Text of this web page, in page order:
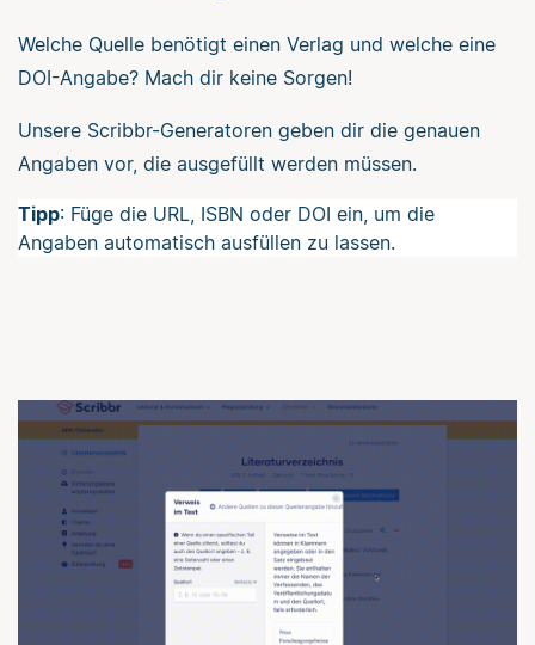
Welche Quelle benötigt einen Verlag und welche eine
DOI-Angabe? Mach dir keine Sorgen!
Unsere Scribbr-Generatoren geben dir die genauen
Angaben vor, die ausgefüllt werden müssen.
Tipp: Füge die URL, ISBN oder DOI ein, um die
Angaben automatisch ausfüllen zu lassen.